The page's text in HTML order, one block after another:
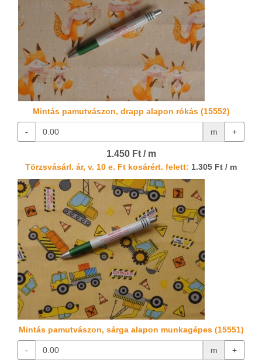
Mintás pamutvászon, drapp alapon rókás (15552)
- m +
1.450 Ft / m
Törzsvásárl. ár, v. 10 e. Ft kosárért. felett: 1.305 Ft / m
Mintás pamutvászon, sárga alapon munkagépes (15551)
- m +